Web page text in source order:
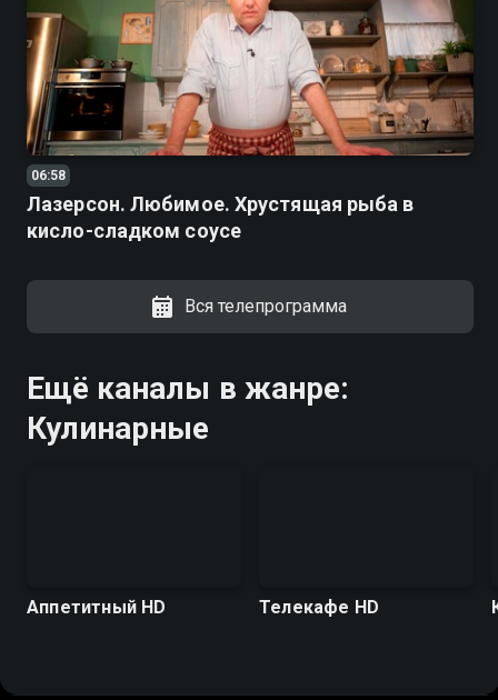
06:58
Лазерсон. Любимое. Хрустящая рыба в
кисло-сладком соусе
Вся телепрограмма
Ещё каналы в жанре:
Кулинарные
Аппетитный HD Телекафе HD